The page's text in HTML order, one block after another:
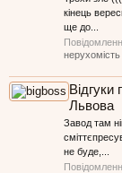
кінець
ще до...
нерухомість
Львова
Завод там
не буде,...